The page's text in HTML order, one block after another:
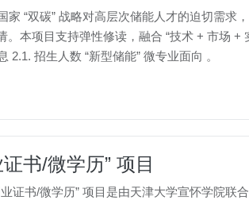
家 “双碳” 战略对高层次储能人才的迫切需求
。本项目支持弹性修读，融合 “技术 + 市场
2.1. 招生人数 “新型储能” 微专业面向 。
书/微学历” 项目
证书/微学历” 项目是由天津大学宣怀学院